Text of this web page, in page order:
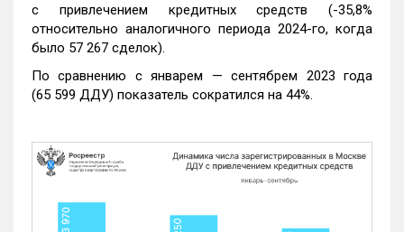
с привлечением кредитных средств (-35,8%
относительно аналогичного периода 2024-го, когда
было 57 267 сделок).
По сравнению с январем — сентябрем 2023 года
(65 599 ДДУ) показатель сократился на 44%.